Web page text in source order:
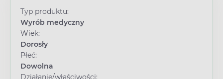
Typ produktu:
Wyrób medyczny
Wiek:
Dorosły
Płeć:
Dowolna
Działanie/właściwości: